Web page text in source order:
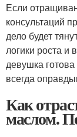
Если
консультаций
дело будет
логики роста и
девушка готова
всегда
Как
маслом.